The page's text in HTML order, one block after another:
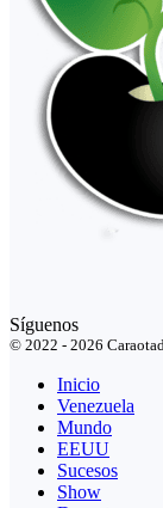
Síguenos
© 2022 - 2026
Inicio
Venezuela
Mundo
EEUU
Sucesos
Show